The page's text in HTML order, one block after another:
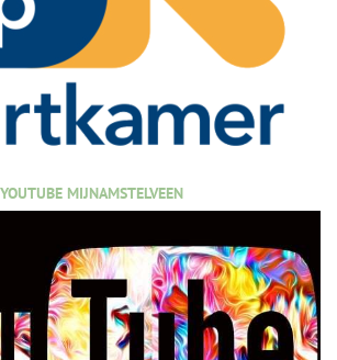
YOUTUBE MIJNAMSTELVEEN